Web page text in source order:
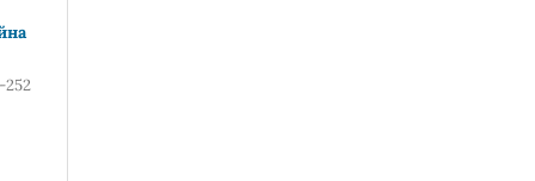
252